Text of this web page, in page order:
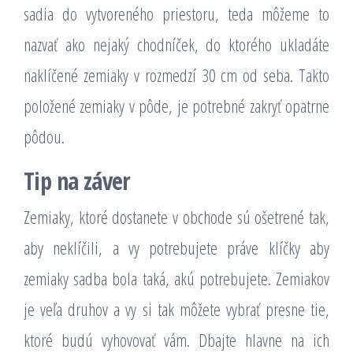
sadia do vytvoreného priestoru, teda môžeme to
nazvať ako nejaký chodníček, do ktorého ukladáte
naklíčené zemiaky v rozmedzí 30 cm od seba. Takto
položené zemiaky v pôde, je potrebné zakryť opatrne
pôdou.
Tip na záver
Zemiaky, ktoré dostanete v obchode sú ošetrené tak,
aby neklíčili, a vy potrebujete práve klíčky aby
zemiaky sadba bola taká, akú potrebujete. Zemiakov
je veľa druhov a vy si tak môžete vybrať presne tie,
ktoré budú vyhovovať vám. Dbajte hlavne na ich